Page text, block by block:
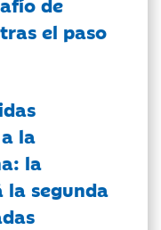
el paso
la
la
la segunda